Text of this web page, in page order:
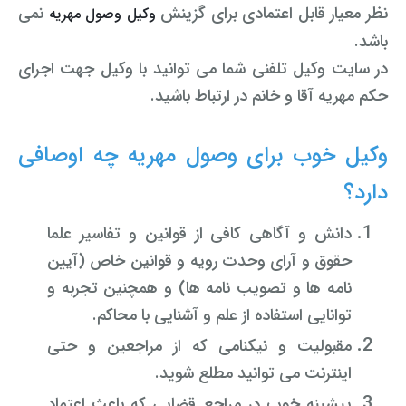
نظر معیار قابل اعتمادی برای گزینش وکیل وصول مهریه نمی
باشد.
در سایت وکیل تلفنی شما می توانید با وکیل جهت اجرای
حکم مهریه آقا و خانم در ارتباط باشید.
وکیل خوب برای وصول مهریه چه اوصافی
دارد؟
دانش و آگاهی کافی از قوانین و تفاسیر علما
حقوق و آرای وحدت رویه و قوانین خاص (آیین
نامه ها و تصویب نامه ها) و همچنین تجربه و
توانایی استفاده از علم و آشنایی با محاکم.
مقبولیت و نیکنامی که از مراجعین و حتی
اینترنت می توانید مطلع شوید.